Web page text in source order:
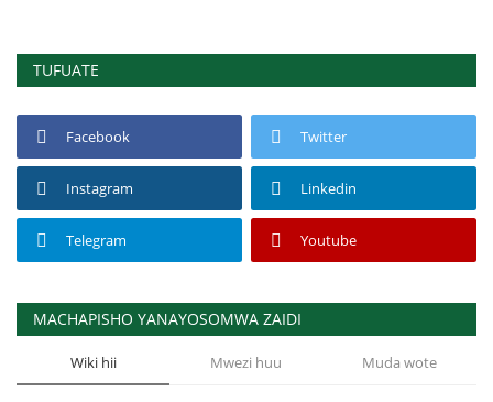
TUFUATE
Facebook Twitter
Instagram Linkedin
Telegram Youtube
MACHAPISHO YANAYOSOMWA ZAIDI
Wiki hii Mwezi huu Muda wote